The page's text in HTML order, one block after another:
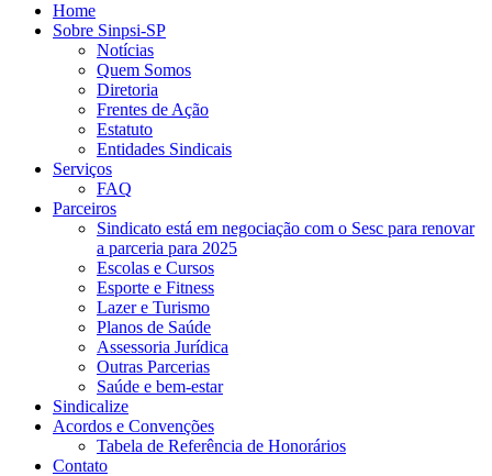
Home
Sobre Sinpsi-SP
Notícias
Quem Somos
Diretoria
Frentes de Ação
Estatuto
Entidades Sindicais
Serviços
FAQ
Parceiros
Sindicato está em negociação com o Sesc para renovar
a parceria para 2025
Escolas e Cursos
Esporte e Fitness
Lazer e Turismo
Planos de Saúde
Assessoria Jurídica
Outras Parcerias
Saúde e bem-estar
Sindicalize
Acordos e Convenções
Tabela de Referência de Honorários
Contato